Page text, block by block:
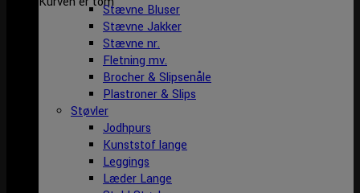
Stævne Bluser
Stævne Jakker
Stævne nr.
Fletning mv.
Brocher & Slipsenåle
Plastroner & Slips
Støvler
Jodhpurs
Kunststof lange
Leggings
Læder Lange